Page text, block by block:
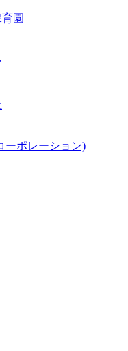
園
ーポレーション)